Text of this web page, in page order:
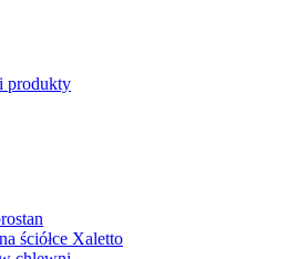
produkty
ściółce Xaletto